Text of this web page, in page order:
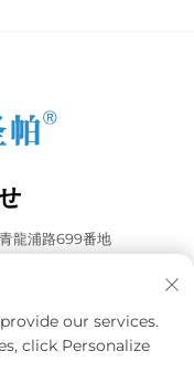
龍浦路699番地
our services.
click Personalize